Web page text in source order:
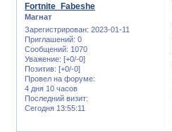
Fortnite_Fabeshe
Магнат
Зарегистрирован: 2023-01-11
Приглашений: 0
Сообщений: 1070
Уважение: [+0/-0]
Позитив: [+0/-0]
Провел на форуме:
4 дня 10 часов
Последний визит:
Сегодня 13:55:11